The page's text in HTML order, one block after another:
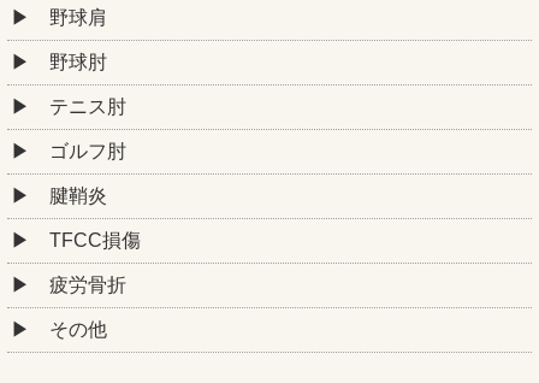
野球肩
野球肘
テニス肘
ゴルフ肘
腱鞘炎
TFCC損傷
疲労骨折
その他